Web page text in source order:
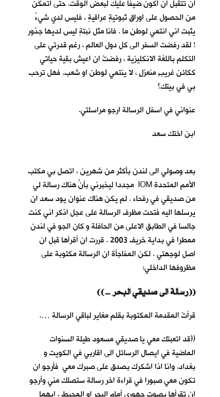
ان تتقبل ان اكون ضيفا عليك لبعض الوقت. حتى اتمكن
من الحصول على اوراقٍ ثبوتيةٍ عراقيةٍ ، فليس لدي شيءٌ
يثبت اني انتمي لوطنٍ ما . فانا مثل نبتةٍ ليس لديها جذور
! لقد رفضت السفر الى كل دول العالم ، رغم قدرتي على
التكلم باللغة الانكليزية ، رفضتُ ان اعيش بقية حياتي
ككائن غريبٍ منعزلٍ ، لا ينتمي لوطن او شعب. فهل ترحب
بي في بيتك؟
عنواني في اسفل الرسالة ارجو مراسلتي.
ابن اختك سعد
بعد وصولي الى لندن بأكثر من شهرين ، اتصل بي مكتب
الأمم المتحدة IOM مجددا ليخبرني بأنَّ هناك رسالة لي
من صديقي في رفحاء . لم يكن هناك عنوان يود سعد ان
يرسلها اليه فتحت مظرف الرسالة على عجل اذكر اني كنت
جالسا في الطابق الاعلى من الحافلة و كان الجو في لندن
ممطرا في بداية خريف 2003 . قررت ان أقرأها قبل ان
اصل لوجهتي . لكن المفاجأة ان الرسالة مكتوبة على
مظروفها الداخلي:
((… رسالة الى صديقي البحر))
قرأتُ المقدمة المكتوبة بقلم مغاير لباقي الرسالة ….
((قد اتعبتك معي يا صديقي مسعود طيلة السنوات
الماضية في ايصال الرسائل الى اقاربي في الكويت و
بغداد. وانا اذا اشكرك بصدق على صبرك معي فأرجو ان
تكون معي صبورا في قراءة اخر رسالة ستصلك مني وأرجو